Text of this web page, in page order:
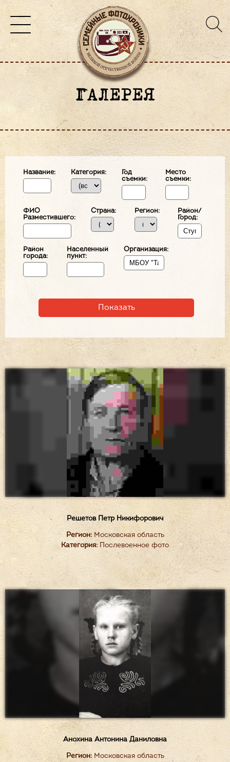
ГАЛЕРЕЯ
Название: Категория:
Год
съемки:
Место
съемки:
ФИО
Разместившего:
Страна: Регион:
Район/
Город:
Район
города:
Населенный
пункт:
Организация:
Решетов Петр Никифорович
Регион:Московская область
Категория: Послевоенное фото
Анохина Антонина Даниловна
Регион:Московская область